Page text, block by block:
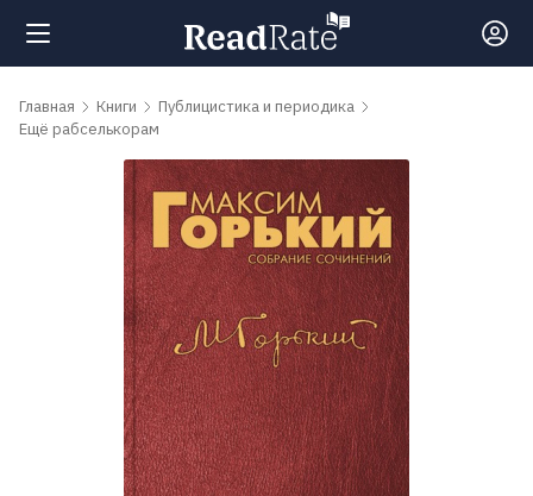
Поиск
Рейтинги
обсуждаемые
Главная Книги
Публицистика и периодика
Ещё рабселькорам